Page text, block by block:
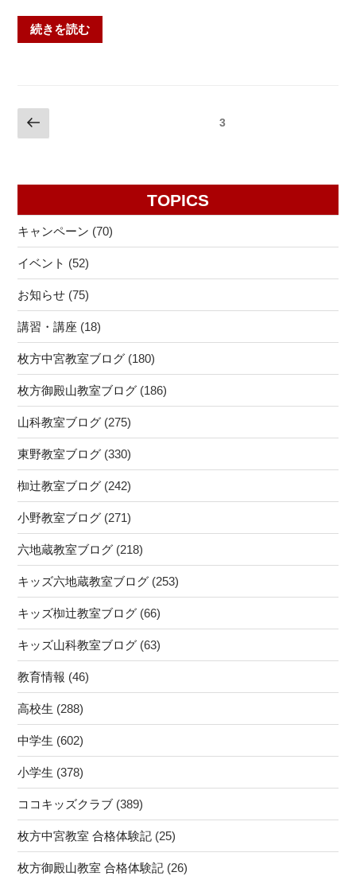
子
東
高
沂
桂
高
校・
桃
高
校）”
の
ま
す！！
市
山
あ
る
個
別
指
導
塾
個
個
塾
椥
辻
教
室
【大
宅
小・
百々
小・
階
南
小・
勧
修
小
の
近
く】”
の
“夏
期
り
あ
ま
す！！
＠
個
個
塾
椥
辻
教
室
【勧
修
中
学
校・
山
科
中
学
校・
大
宅
学
校・
音
羽
中
学
校・
東
稜
高
校・
洛
続きを読む
投
稿
ビ
ー
シ
ョ
ン
前
の
固定ページ3
TOPICS
キャンペーン (70)
イベント (52)
お知らせ (75)
講習・講座 (18)
枚方中宮教室ブログ (180)
枚方御殿山教室ブログ (186)
山科教室ブログ (275)
東野教室ブログ (330)
椥辻教室ブログ (242)
小野教室ブログ (271)
六地蔵教室ブログ (218)
キッズ六地蔵教室ブログ (253)
キッズ椥辻教室ブログ (66)
キッズ山科教室ブログ (63)
教育情報 (46)
高校生 (288)
中学生 (602)
小学生 (378)
ココキッズクラブ (389)
枚方中宮教室 合格体験記 (25)
枚方御殿山教室 合格体験記 (26)